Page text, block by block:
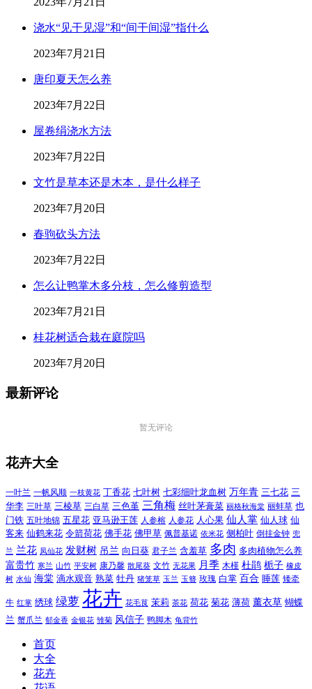
浇水“见干见湿”和“间干间湿”指什么
2023年7月21日
唐印夏天怎么养
2023年7月22日
屋卷绢浇水方法
2023年7月22日
文竹是草本还是木本，是什么样子
2023年7月20日
春驹砍头方法
2023年7月22日
怎么让鸭掌木多分枝，怎么修剪造型
2023年7月21日
桂花树适合栽在庭院吗
2023年7月20日
最新评论
暂无评论
花卉大全
一叶兰 一帆风顺 一枝黄花 丁香花 七叶树 七彩细叶龙血树 万年青 三七花 三
华李 三叶草 三棱草 三白草 三色堇 三角梅 丝叶茅膏菜 丽格秋海棠 丽蚌草 也
门铁 五叶地锦 五星花 亚马逊王莲 人参榕 人参花 人心果 仙人掌 仙人球 仙
客来 仙鹤来花 令箭荷花 佛手花 佛甲草 佩普基诺 依米花 侧柏叶 倒挂金钟 兜
兰 兰花 凤仙花 发财树 吊兰 向日葵 君子兰 含羞草 多肉 多肉植物怎么养
富贵竹 寒兰 山竹 平安树 康乃馨 散尾葵 文竹 无花果 月季 木槿 杜鹃 栀子 橡皮
树 水仙 海棠 滴水观音 熟菜 牡丹 猪笼草 玉兰 玉簪 玫瑰 白掌 百合 睡莲 矮牵
牛 红掌 绣球 绿萝 花卉 花毛茛 茉莉 茶花 荷花 菊花 薄荷 薰衣草 蝴蝶
兰 蟹爪兰 郁金香 金银花 雏菊 风信子 鸭脚木 龟背竹
首页
大全
花卉